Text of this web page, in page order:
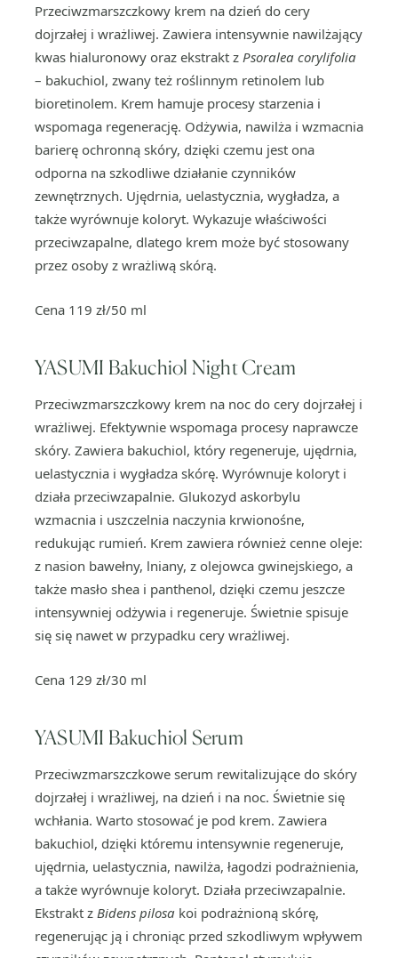
Przeciwzmarszczkowy krem na dzień do cery
dojrzałej i wrażliwej. Zawiera intensywnie nawilżający
kwas hialuronowy oraz ekstrakt z Psoralea corylifolia
– bakuchiol, zwany też roślinnym retinolem lub
bioretinolem. Krem hamuje procesy starzenia i
wspomaga regenerację. Odżywia, nawilża i wzmacnia
barierę ochronną skóry, dzięki czemu jest ona
odporna na szkodliwe działanie czynników
zewnętrznych. Ujędrnia, uelastycznia, wygładza, a
także wyrównuje koloryt. Wykazuje właściwości
przeciwzapalne, dlatego krem może być stosowany
przez osoby z wrażliwą skórą.
Cena 119 zł/50 ml
YASUMI Bakuchiol Night Cream
Przeciwzmarszczkowy krem na noc do cery dojrzałej i
wrażliwej. Efektywnie wspomaga procesy naprawcze
skóry. Zawiera bakuchiol, który regeneruje, ujędrnia,
uelastycznia i wygładza skórę. Wyrównuje koloryt i
działa przeciwzapalnie. Glukozyd askorbylu
wzmacnia i uszczelnia naczynia krwionośne,
redukując rumień. Krem zawiera również cenne oleje:
z nasion bawełny, lniany, z olejowca gwinejskiego, a
także masło shea i panthenol, dzięki czemu jeszcze
intensywniej odżywia i regeneruje. Świetnie spisuje
się się nawet w przypadku cery wrażliwej.
Cena 129 zł/30 ml
YASUMI Bakuchiol Serum
Przeciwzmarszczkowe serum rewitalizujące do skóry
dojrzałej i wrażliwej, na dzień i na noc. Świetnie się
wchłania. Warto stosować je pod krem. Zawiera
bakuchiol, dzięki któremu intensywnie regeneruje,
ujędrnia, uelastycznia, nawilża, łagodzi podrażnienia,
a także wyrównuje koloryt. Działa przeciwzapalnie.
Ekstrakt z Bidens pilosa koi podrażnioną skórę,
regenerując ją i chroniąc przed szkodliwym wpływem